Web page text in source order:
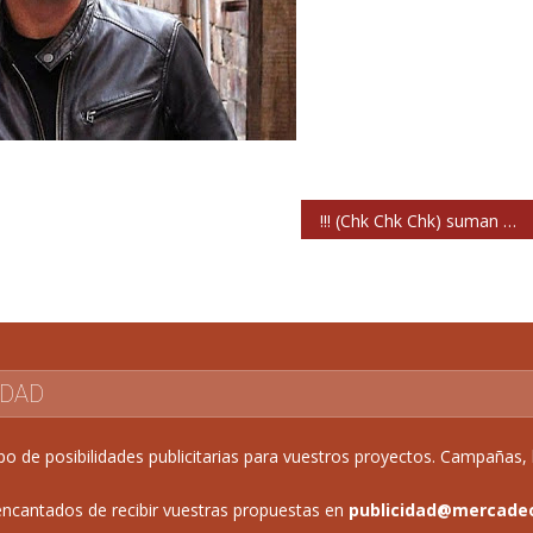
!!! (Chk Chk Chk) suman Barcelona y Madrid a su gira española de octubre
de posibilidades publicitarias para vuestros proyectos. Campañas,
de recibir vuestras propuestas en